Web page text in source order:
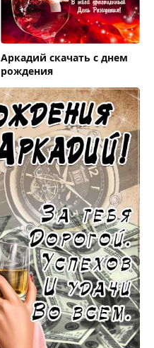
Аркадий скачать с днем
рождения